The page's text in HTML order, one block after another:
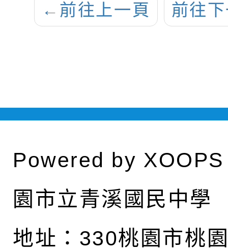
← 前往上一頁 前往
Powered by XOOPS
園市立青溪國民中學
地址： 330桃園市桃